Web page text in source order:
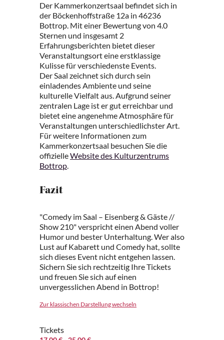
Der Kammerkonzertsaal befindet sich in
der Böckenhoffstraße 12a in 46236
Bottrop. Mit einer Bewertung von 4.0
Sternen und insgesamt 2
Erfahrungsberichten bietet dieser
Veranstaltungsort eine erstklassige
Kulisse für verschiedenste Events.
Der Saal zeichnet sich durch sein
einladendes Ambiente und seine
kulturelle Vielfalt aus. Aufgrund seiner
zentralen Lage ist er gut erreichbar und
bietet eine angenehme Atmosphäre für
Veranstaltungen unterschiedlichster Art.
Für weitere Informationen zum
Kammerkonzertsaal besuchen Sie die
offizielleWebsite des Kulturzentrums
Bottrop.
Fazit
"Comedy im Saal – Eisenberg & Gäste //
Show 210" verspricht einen Abend voller
Humor und bester Unterhaltung. Wer also
Lust auf Kabarett und Comedy hat, sollte
sich dieses Event nicht entgehen lassen.
Sichern Sie sich rechtzeitig Ihre Tickets
und freuen Sie sich auf einen
unvergesslichen Abend in Bottrop!
Zur klassischen Darstellung wechseln
Tickets